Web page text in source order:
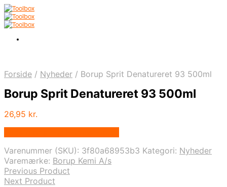
Forside / Nyheder / Borup Sprit Denatureret 93 500ml
Borup Sprit Denatureret 93 500ml
26,95 kr.
Varenummer (SKU): 3f80a68953b3 Kategori: Nyheder
Varemærke: Borup Kemi A/s
Previous Product
Next Product